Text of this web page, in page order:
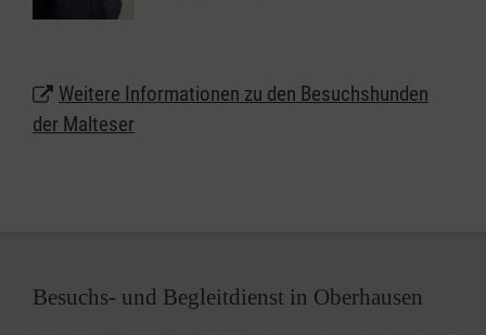
leiten eine Einrichtung in Oberhausen, in der Sie sich
Weitere Informationen zu den Besuchshunden
der Malteser
Besuchs- und Begleitdienst in Oberhausen